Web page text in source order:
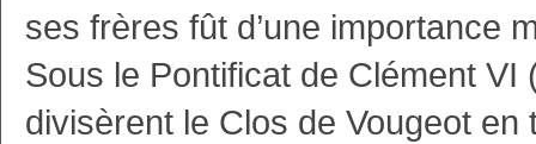
ses frères fût d’une importance
Sous le Pontificat de Clément
divisèrent le Clos de Vougeot